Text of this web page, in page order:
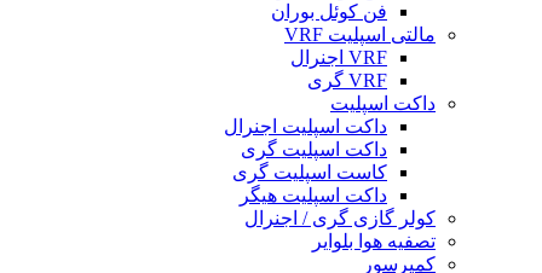
فن کوئل بوران
مالتی اسپلیت VRF
VRF اجنرال
VRF گری
داکت اسپلیت
داکت اسپلیت اجنرال
داکت اسپلیت گری
کاست اسپلیت گری
داکت اسپلیت هیگر
کولر گازی گری / اجنرال
تصفیه هوا بلوایر
کمپرسور